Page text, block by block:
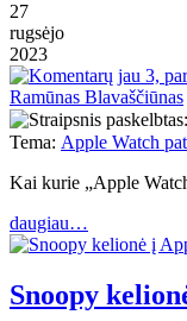
27
rugsėjo
2023
Ramūnas Blavaščiūnas
Tema: Apple Watch
Kai kurie „Apple
daugiau…
Snoopy